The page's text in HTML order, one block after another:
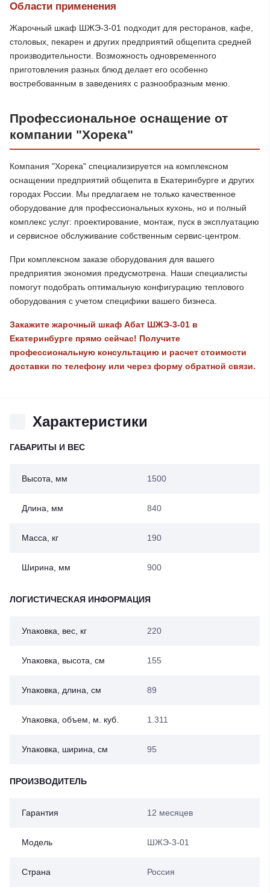
Области применения
Жарочный шкаф ШЖЭ-3-01 подходит для ресторанов, кафе,
столовых, пекарен и других предприятий общепита средней
производительности. Возможность одновременного
приготовления разных блюд делает его особенно
востребованным в заведениях с разнообразным меню.
Профессиональное оснащение от
компании "Хорека"
Компания "Хорека" специализируется на комплексном
оснащении предприятий общепита в Екатеринбурге и других
городах России. Мы предлагаем не только качественное
оборудование для профессиональных кухонь, но и полный
комплекс услуг: проектирование, монтаж, пуск в эксплуатацию
и сервисное обслуживание собственным сервис-центром.
При комплексном заказе оборудования для вашего
предприятия экономия предусмотрена. Наши специалисты
помогут подобрать оптимальную конфигурацию теплового
оборудования с учетом специфики вашего бизнеса.
Закажите жарочный шкаф Абат ШЖЭ-3-01 в
Екатеринбурге прямо сейчас! Получите
профессиональную консультацию и расчет стоимости
доставки по телефону или через форму обратной связи.
Характеристики
ГАБАРИТЫ И ВЕС
Высота, мм 1500
Длина, мм 840
Масса, кг 190
Ширина, мм 900
ЛОГИСТИЧЕСКАЯ ИНФОРМАЦИЯ
Упаковка, вес, кг 220
Упаковка, высота, см 155
Упаковка, длина, см 89
Упаковка, объем, м. куб. 1.311
Упаковка, ширина, см 95
ПРОИЗВОДИТЕЛЬ
Гарантия 12 месяцев
Модель ШЖЭ-3-01
Страна Россия